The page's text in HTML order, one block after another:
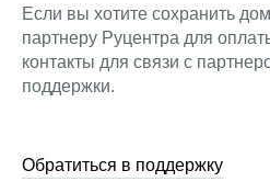
Если вы хотите сохранить
партнеру Руцентра для
контакты для связи с
поддержки.
Обратиться в поддержку